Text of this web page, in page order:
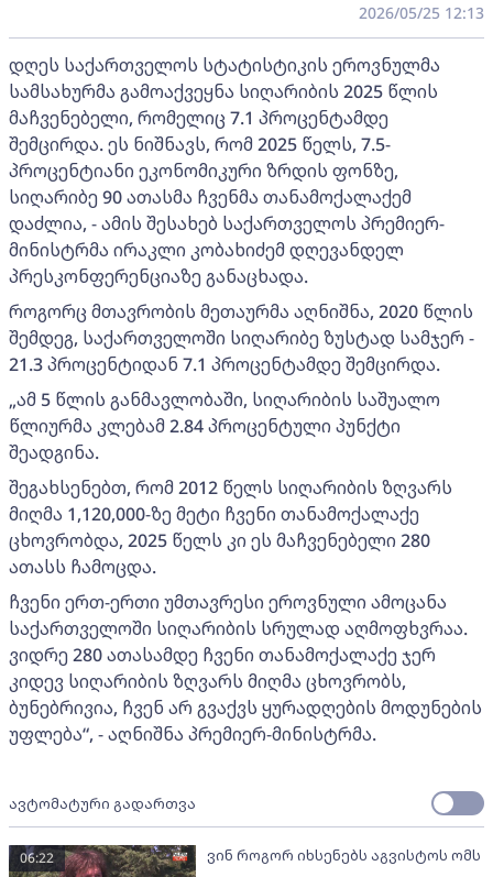
2026/05/25 12:13
დღეს საქართველოს სტატისტიკის ეროვნულმა
სამსახურმა გამოაქვეყნა სიღარიბის 2025 წლის
მაჩვენებელი, რომელიც 7.1 პროცენტამდე
შემცირდა. ეს ნიშნავს, რომ 2025 წელს, 7.5-
პროცენტიანი ეკონომიკური ზრდის ფონზე,
სიღარიბე 90 ათასმა ჩვენმა თანამოქალაქემ
დაძლია, - ამის შესახებ საქართველოს პრემიერ-
მინისტრმა ირაკლი კობახიძემ დღევანდელ
პრესკონფერენციაზე განაცხადა.
როგორც მთავრობის მეთაურმა აღნიშნა, 2020 წლის
შემდეგ, საქართველოში სიღარიბე ზუსტად სამჯერ -
21.3 პროცენტიდან 7.1 პროცენტამდე შემცირდა.
„ამ 5 წლის განმავლობაში, სიღარიბის საშუალო
წლიურმა კლებამ 2.84 პროცენტული პუნქტი
შეადგინა.
შეგახსენებთ, რომ 2012 წელს სიღარიბის ზღვარს
მიღმა 1,120,000-ზე მეტი ჩვენი თანამოქალაქე
ცხოვრობდა, 2025 წელს კი ეს მაჩვენებელი 280
ათასს ჩამოცდა.
ჩვენი ერთ-ერთი უმთავრესი ეროვნული ამოცანა
საქართველოში სიღარიბის სრულად აღმოფხვრაა.
ვიდრე 280 ათასამდე ჩვენი თანამოქალაქე ჯერ
კიდევ სიღარიბის ზღვარს მიღმა ცხოვრობს,
ბუნებრივია, ჩვენ არ გვაქვს ყურადღების მოდუნების
უფლება“, - აღნიშნა პრემიერ-მინისტრმა.
ავტომატური გადართვა
ვინ როგორ იხსენებს აგვისტოს ომს
06:22